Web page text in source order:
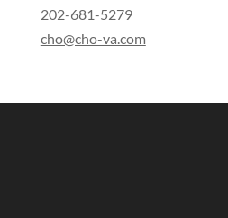
202-681-5279
cho@cho-va.com